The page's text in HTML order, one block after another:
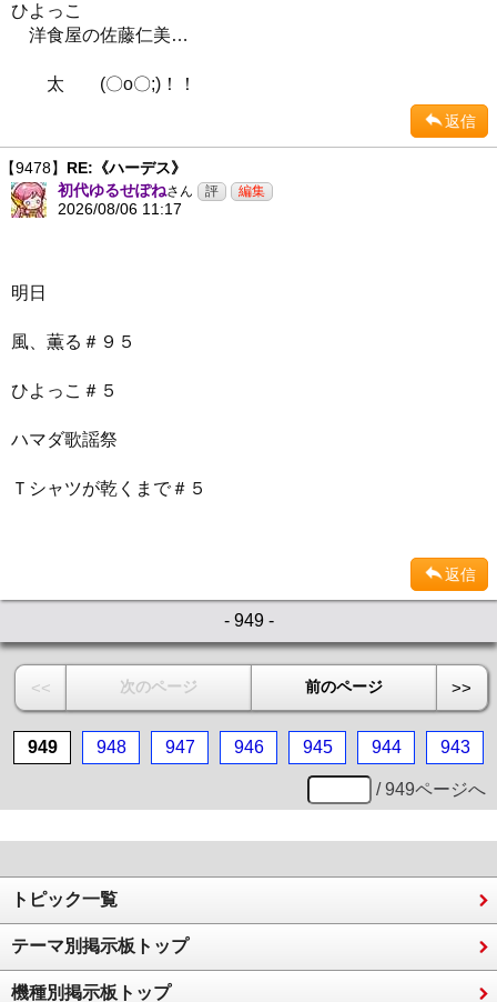
ひよっこ
洋食屋の佐藤仁美…
太 (〇o〇;)！！
返信
【9478】 RE:《ハーデス》
初代ゆるせぽねさん
2026/08/06 11:17
明日
風、薫る＃９５
ひよっこ＃５
ハマダ歌謡祭
Ｔシャツが乾くまで＃５
返信
- 949 -
<< 次のページ 前のページ >>
949 948 947 946 945 944 943
/ 949ページへ
トピック一覧
テーマ別掲示板トップ
機種別掲示板トップ